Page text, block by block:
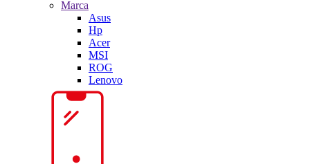
Marca
Asus
Hp
Acer
MSI
ROG
Lenovo